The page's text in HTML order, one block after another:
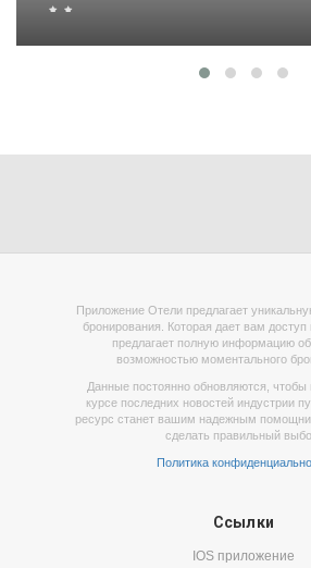
Приложение Отели предлагает
бронирования. Которая дает вам
предлагает полную информацию
возможностью моментального
Данные постоянно обновляются,
курсе последних новостей индустрии
ресурс станет вашим надежным
сделать правильный
Политика
Ссылки
IOS приложение